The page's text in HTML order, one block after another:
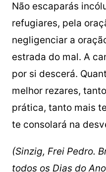
Não escaparás
refugiares, pela
negligenciar a
estrada do mal. A
por si descerá.
melhor rezares,
prática, tanto mais
te consolará na
(Sinzig, Frei Pedro.
todos os Dias do